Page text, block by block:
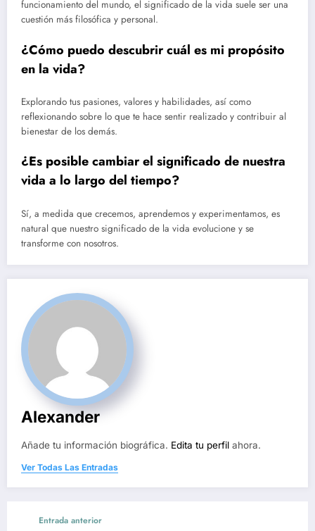
funcionamiento del mundo, el significado de la vida suele ser una
cuestión más filosófica y personal.
¿Cómo puedo descubrir cuál es mi propósito
en la vida?
Explorando tus pasiones, valores y habilidades, así como
reflexionando sobre lo que te hace sentir realizado y contribuir al
bienestar de los demás.
¿Es posible cambiar el significado de nuestra
vida a lo largo del tiempo?
Sí, a medida que crecemos, aprendemos y experimentamos, es
natural que nuestro significado de la vida evolucione y se
transforme con nosotros.
Alexander
Añade tu información biográfica. Edita tu perfil ahora.
Ver Todas Las Entradas
Entrada anterior